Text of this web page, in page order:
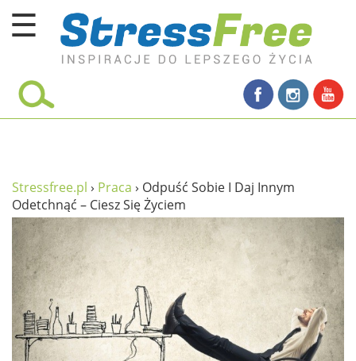
☰
Kursy online
umysł
proste życie
relaks
filozofia życia
wolność od stresu
miłość i rodzina
w rodzinie
Stressfree.pl › Praca › Odpuść Sobie I Daj Innym
Odetchnąć – Ciesz Się Życiem